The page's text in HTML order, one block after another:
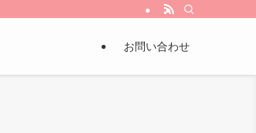
お問い合わせ